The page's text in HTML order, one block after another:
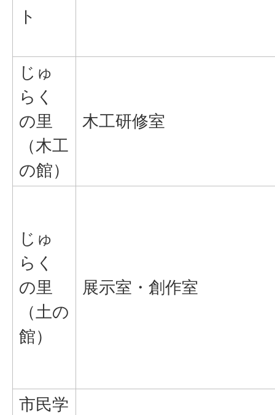
ト
じゅ
らく
の里
（木工
の館）
木工研修室
じゅ
らく
の里
（土の
館）
展示室・創作室
市民学